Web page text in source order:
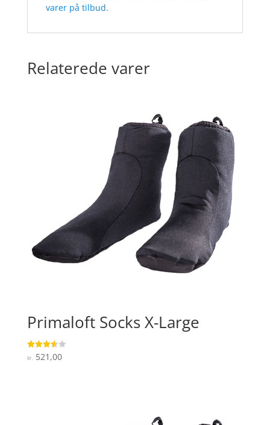
varer på tilbud.
Relaterede varer
Primaloft Socks X-Large
Vurderet
3.6
kr. 521,00